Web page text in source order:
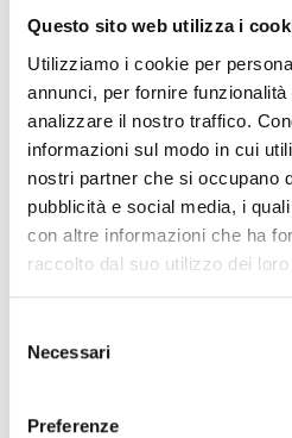
Questo sito web utilizza i
Utilizziamo i cookie per
annunci, per fornire
analizzare il nostro traffico.
informazioni sul modo in cui
nostri partner che si occupano
pubblicità e social media, i
con altre informazioni che ha
raccolto dal suo utilizzo dei
delNecessari
Preferenze
sull'azione per il clima, anche
governance a tutti i livelli;
catalizzare la diffusione su
tecniche e politiche di
legislazione e della politica
clima.
Nello specifico, il bando
LIFE-2026-SAP-CLIMA-
cambiamenti climatici
LIFE-2026-SAP-CLIMA-CCA
cambiamenti climatici
informazione del clima